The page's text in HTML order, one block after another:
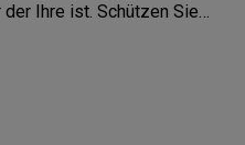
Ihre ist. Schützen Sie
markanten und